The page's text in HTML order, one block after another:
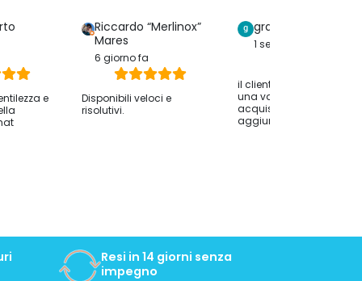
e
Riccardo “Merlinox”
Mares
6 giorno fa
Disponibili veloci e
risolutivi.
graziella serreri
1 settimana fa
il cliente ha lasciato solo
una valutazione dell
acquisto senza
aggiungere commenti.
Resi in 14 giorni senza
impegno